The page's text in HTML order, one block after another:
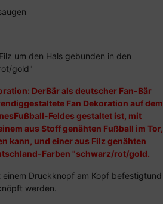
um den Hals gebunden in den
gold"
DerBär als deutscher Fan-Bär
Fan Dekoration auf dem
Feldes gestaltet ist, mit
aus Stoff genähten Fußball im Tor,
kann, und einer aus Filz genähten
Farben "schwarz/rot/gold.
einem Druckknopf am Kopf befestigtund
werden.